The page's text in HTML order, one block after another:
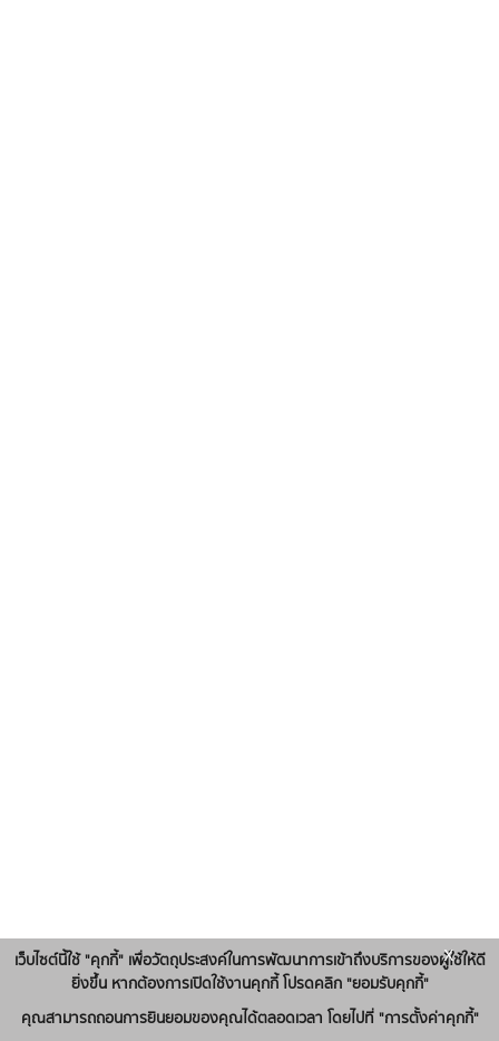
เว็บไซต์นี้ใช้ "คุกกี้" เพื่อวัตถุประสงค์ในการพัฒนาการเข้าถึงบริการของผู้ใช้ให้ดี
ยิ่งขึ้น หากต้องการเปิดใช้งานคุกกี้ โปรดคลิก "ยอมรับคุกกี้"
คุณสามารถถอนการยินยอมของคุณได้ตลอดเวลา โดยไปที่ "การตั้งค่าคุกกี้"
x